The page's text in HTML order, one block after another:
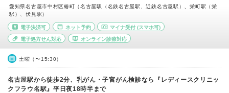
愛知県名古屋市中村区椿町（名古屋駅（名鉄名古屋駅、近鉄名古屋駅）、栄町駅（栄
駅）、伏見駅）
電子決済可 ネット予約 マイナ受付 (スマホ可)
電子処方せん対応 オンライン診療対応
土曜（〜15:30）
名古屋駅から徒歩2分、乳がん・子宮がん検診なら『レディースクリニッ
クフラウ名駅』平日夜18時半まで